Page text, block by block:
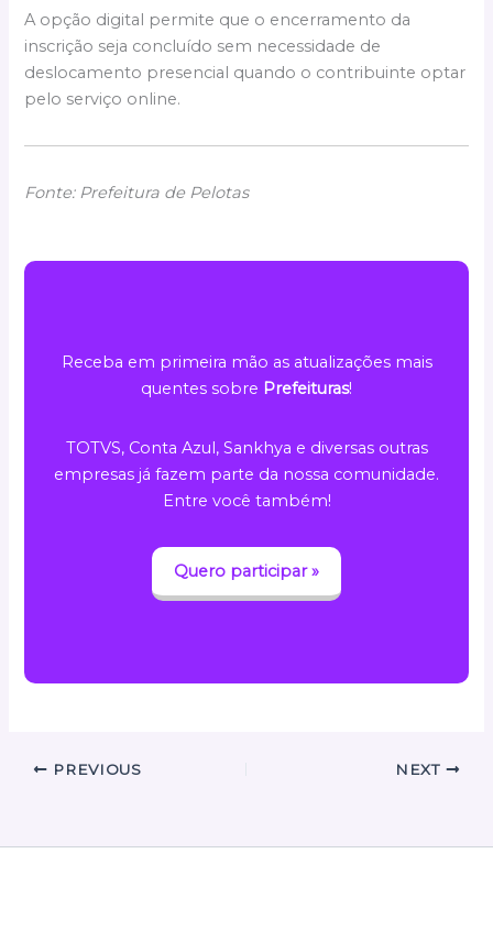
A opção digital permite que o encerramento da
inscrição seja concluído sem necessidade de
deslocamento presencial quando o contribuinte optar
pelo serviço online.
Fonte: Prefeitura de Pelotas
Receba em primeira mão as atualizações mais
quentes sobre Prefeituras!
TOTVS, Conta Azul, Sankhya e diversas outras
empresas já fazem parte da nossa comunidade.
Entre você também!
Quero participar »
PREVIOUS NEXT